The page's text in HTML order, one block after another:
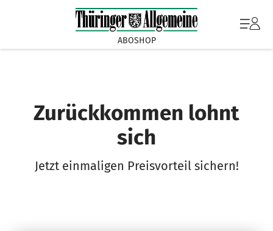
ABOSHOP
Zurückkommen lohnt
sich
Jetzt einmaligen Preisvorteil sichern!